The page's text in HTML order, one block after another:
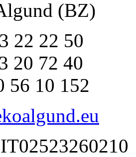
(BZ)
22 22 50
20 72 40
56 10 152